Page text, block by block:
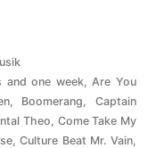
and one week, Are You
, Boomerang ,Captain
Theo Come Take My
,Culture Beat Mr. Vain